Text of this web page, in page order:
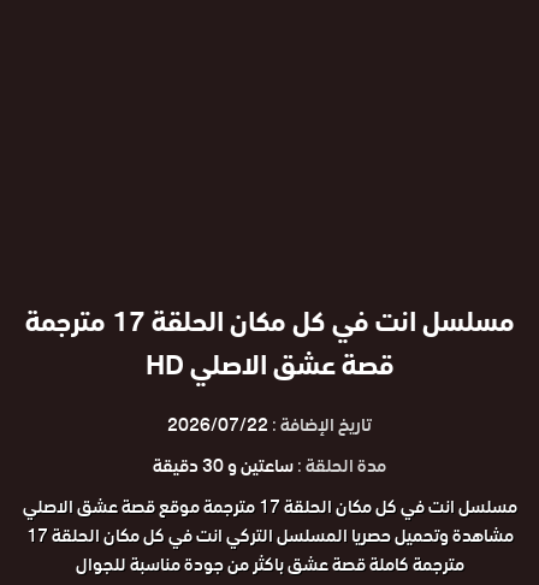
مسلسل انت في كل مكان الحلقة 17 مترجمة
قصة عشق الاصلي HD
تاريخ الإضافة :2026/07/22
مدة الحلقة :ساعتين و 30 دقيقة
مسلسل انت في كل مكان الحلقة 17 مترجمة موقع قصة عشق الاصلي
مشاهدة وتحميل حصريا المسلسل التركي انت في كل مكان الحلقة 17
مترجمة كاملة قصة عشق باكثر من جودة مناسبة للجوال